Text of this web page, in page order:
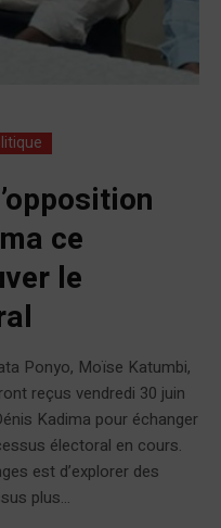
ce
le
Ponyo, Moïse Katumbi,
reçus vendredi 30 juin
Kadima pour échanger
électoral en cours.
est d’explorer des
plus...